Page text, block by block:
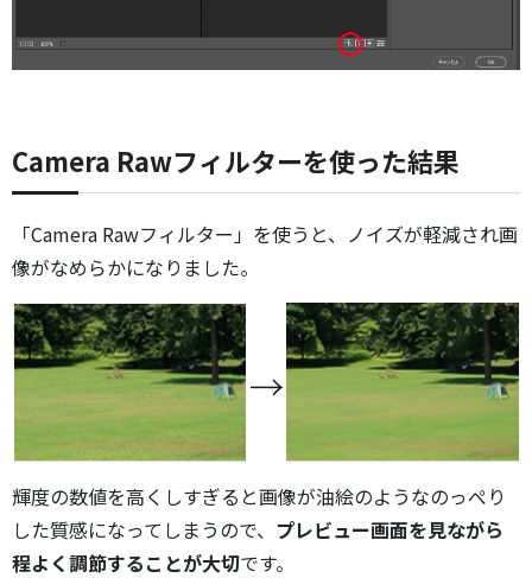
Camera Rawフィルターを使った結果
「Camera Rawフィルター」を使うと、ノイズが軽減され画
像がなめらかになりました。
輝度の数値を高くしすぎると画像が油絵のようなのっぺり
した質感になってしまうので、 プレビュー画面を見ながら
程よく調節することが大切です。